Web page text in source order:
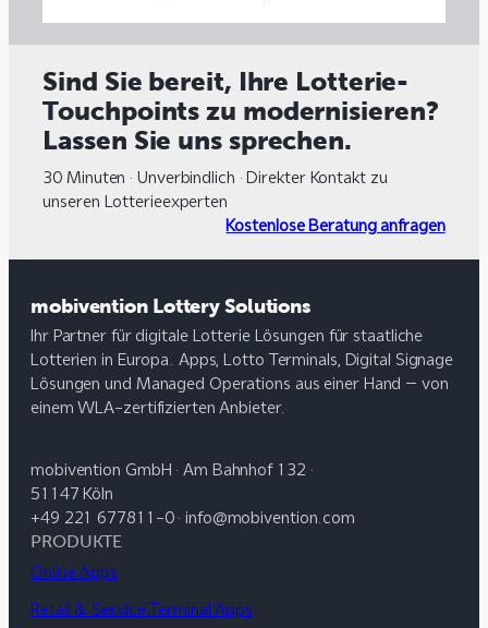
Sind Sie bereit, Ihre Lotterie-
Touchpoints zu modernisieren?
Lassen Sie uns sprechen.
30 Minuten · Unverbindlich · Direkter Kontakt zu
unseren Lotterieexperten
Kostenlose Beratung anfragen
mobivention Lottery Solutions
Ihr Partner für digitale Lotterie Lösungen für staatliche
Lotterien in Europa. Apps, Lotto Terminals, Digital Signage
Lösungen und Managed Operations aus einer Hand – von
einem WLA-zertifizierten Anbieter.
mobivention GmbH · Am Bahnhof 132 ·
51147 Köln
+49 221 677811-0 · info@mobivention.com
PRODUKTE
Online Apps
Retail & Service Terminal Apps